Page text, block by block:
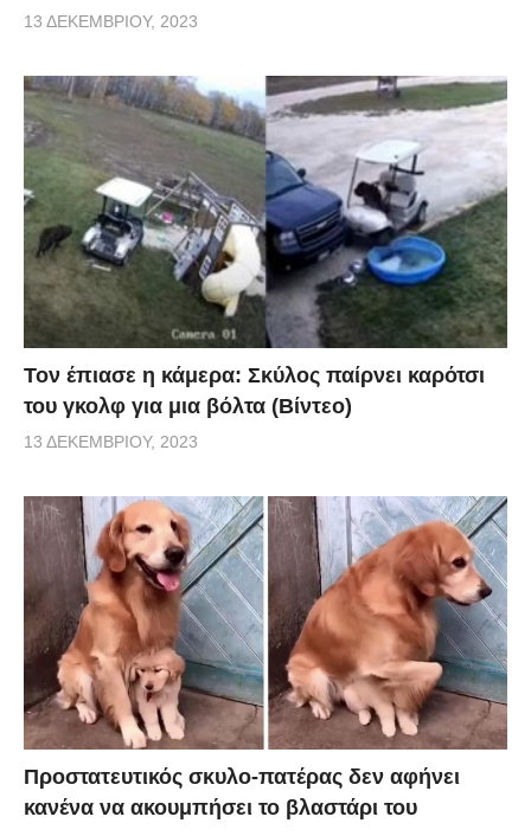
13 ΔΕΚΕΜΒΡΊΟΥ, 2023
Τον έπιασε η κάμερα: Σκύλος παίρνει καρότσι
του γκολφ για μια βόλτα (Βίντεο)
13 ΔΕΚΕΜΒΡΊΟΥ, 2023
Προστατευτικός σκυλο-πατέρας δεν αφήνει
κανένα να ακουμπήσει το βλαστάρι του